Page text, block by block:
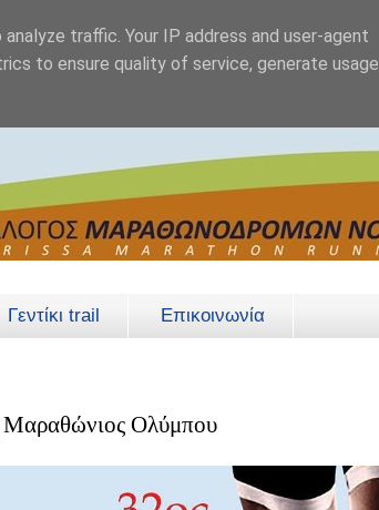
Γεντίκι trail Επικοινωνία
Μαραθώνιος Ολύμπου
traffic. Your IP address and user-agent
to ensure quality of service, generate usage